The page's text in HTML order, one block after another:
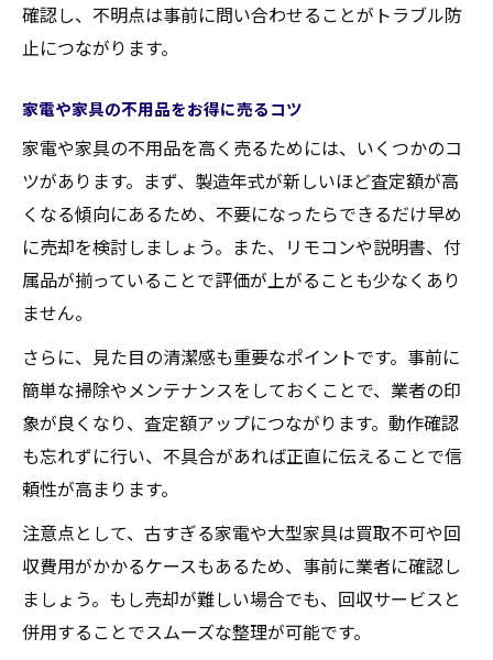
確認し、不明点は事前に問い合わせることがトラブル防
止につながります。
家電や家具の不用品をお得に売るコツ
家電や家具の不用品を高く売るためには、いくつかのコ
ツがあります。まず、製造年式が新しいほど査定額が高
くなる傾向にあるため、不要になったらできるだけ早め
に売却を検討しましょう。また、リモコンや説明書、付
属品が揃っていることで評価が上がることも少なくあり
ません。
さらに、見た目の清潔感も重要なポイントです。事前に
簡単な掃除やメンテナンスをしておくことで、業者の印
象が良くなり、査定額アップにつながります。動作確認
も忘れずに行い、不具合があれば正直に伝えることで信
頼性が高まります。
注意点として、古すぎる家電や大型家具は買取不可や回
収費用がかかるケースもあるため、事前に業者に確認し
ましょう。もし売却が難しい場合でも、回収サービスと
併用することでスムーズな整理が可能です。